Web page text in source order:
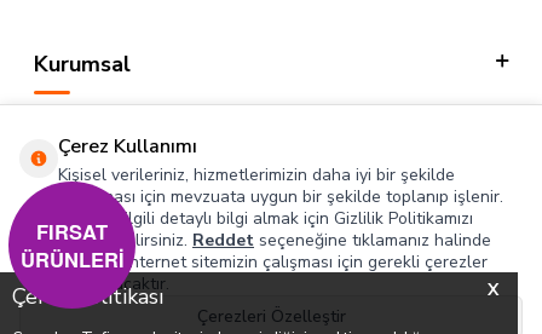
X
Çerez Politikası
Kurumsal
Hızlı Erişim
Sosyal
Adres & İletişim
Çerez Kullanımı
Kişisel verileriniz, hizmetlerimizin daha iyi bir şekilde
sunulması için mevzuata uygun bir şekilde toplanıp işlenir.
Konuyla ilgili detaylı bilgi almak için Gizlilik Politikamızı
inceleyebilirsiniz. Reddet seçeneğine tıklamanız halinde
yalnızca internet sitemizin çalışması için gerekli çerezler
kullanılacaktır.
Çerezleri Özelleştir
FIRSAT
ÜRÜNLERİ